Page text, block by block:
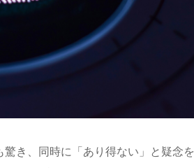
き、同時に「あり得ない」と疑念を